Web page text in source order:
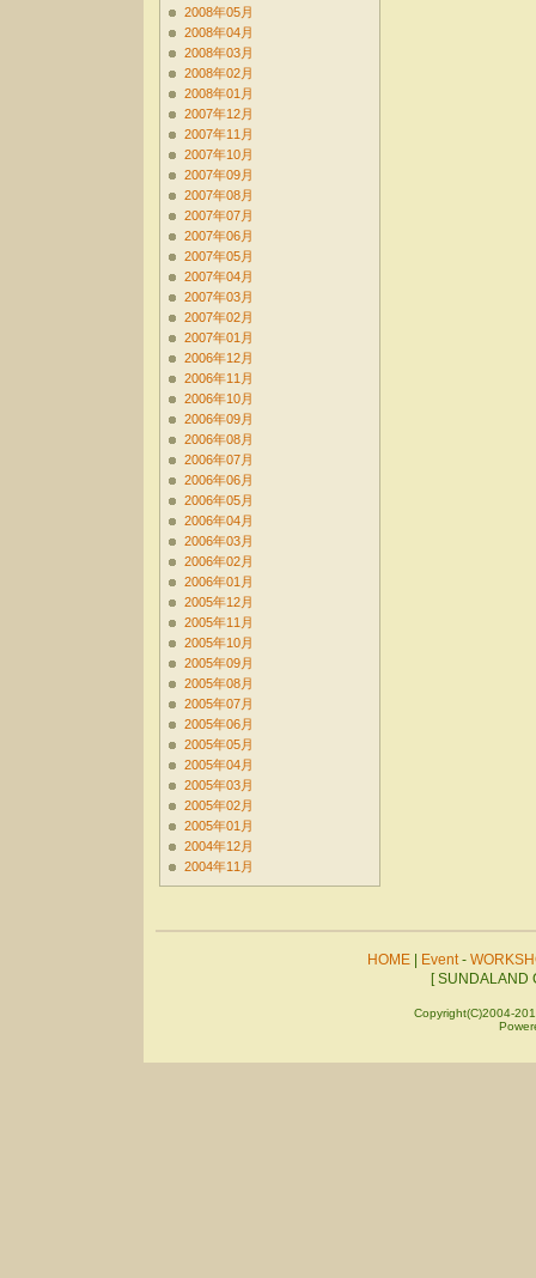
2008年05月
2008年04月
2008年03月
2008年02月
2008年01月
2007年12月
2007年11月
2007年10月
2007年09月
2007年08月
2007年07月
2007年06月
2007年05月
2007年04月
2007年03月
2007年02月
2007年01月
2006年12月
2006年11月
2006年10月
2006年09月
2006年08月
2006年07月
2006年06月
2006年05月
2006年04月
2006年03月
2006年02月
2006年01月
2005年12月
2005年11月
2005年10月
2005年09月
2005年08月
2005年07月
2005年06月
2005年05月
2005年04月
2005年03月
2005年02月
2005年01月
2004年12月
2004年11月
HOME| Event-
[ SUNDALAND
Copyright(C)2004-